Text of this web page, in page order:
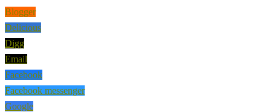
Blogger
Delicious
Digg
Email
Facebook
Facebook messenger
Google